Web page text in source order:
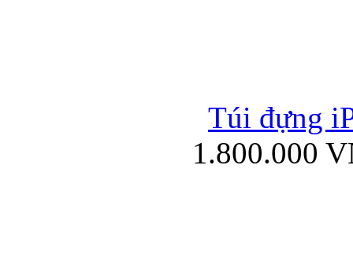
Túi xách da
Túi đựng
1.800.000